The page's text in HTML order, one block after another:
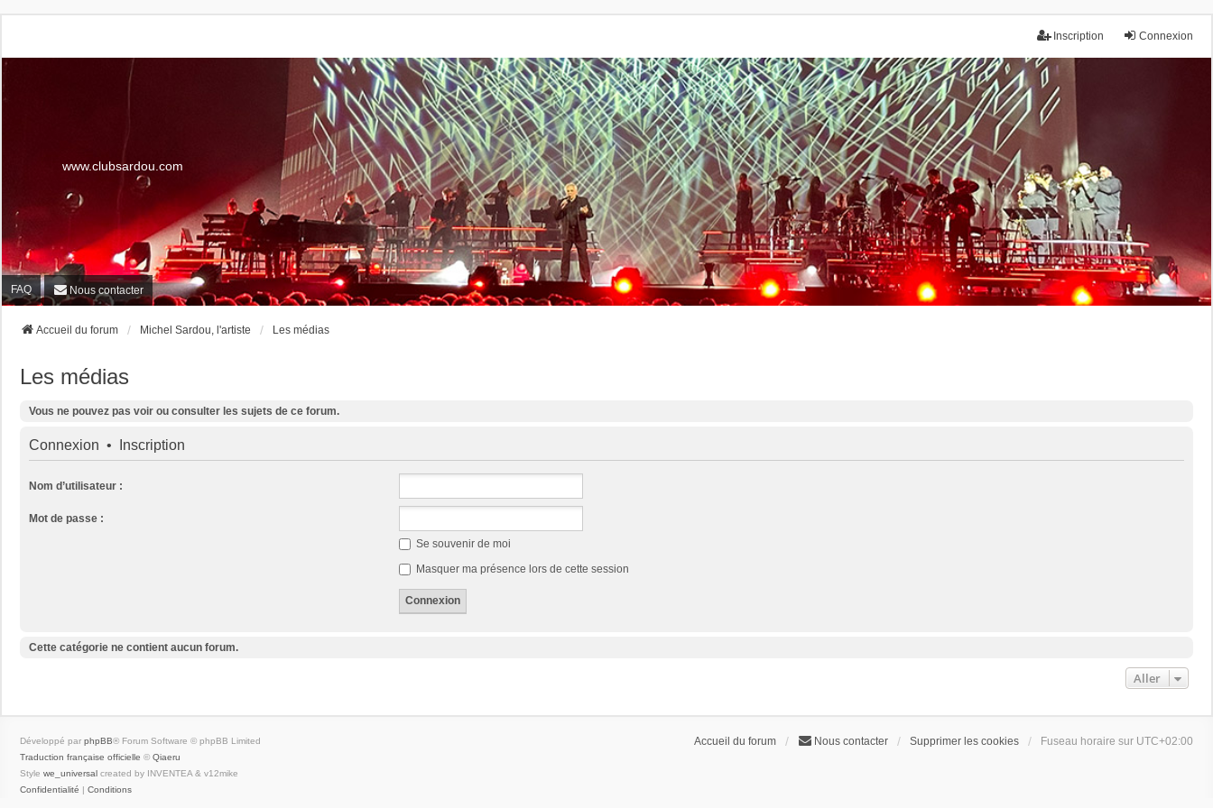
Connexion
Inscription
www.clubsardou.com
FAQ Nous contacter
Accueil du forum Michel Sardou, l'artiste Les médias
Les médias
Vous ne pouvez pas voir ou consulter les sujets de ce forum.
Connexion • Inscription
Nom d’utilisateur :
Mot de passe :
Se souvenir de moi
Masquer ma présence lors de cette session
Cette catégorie ne contient aucun forum.
Aller
Accueil du forum Nous contacter Supprimer les cookies Fuseau horaire sur UTC+02:00
Développé par phpBB® Forum Software © phpBB Limited
Traduction française officielle © Qiaeru
Style we_universal created by INVENTEA & v12mike
Confidentialité | Conditions